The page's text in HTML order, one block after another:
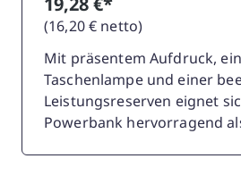
(16,20 € netto)
Mit präsentem Aufdruck,
Taschenlampe und einer
Leistungsreserven eignet
Powerbank hervorragend